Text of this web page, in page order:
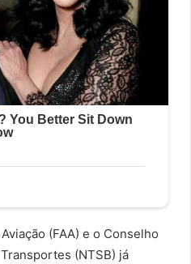
(FAA) e o Conselho
(NTSB) já